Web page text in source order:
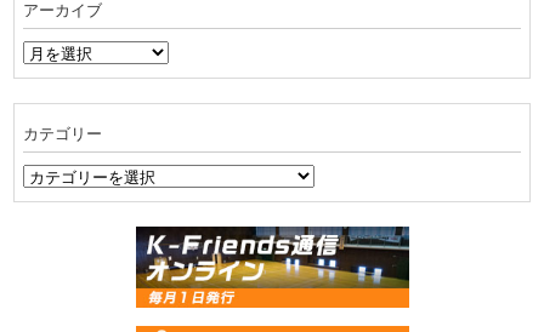
アーカイブ
ア
ー
ブ
カテゴリー
カ
テ